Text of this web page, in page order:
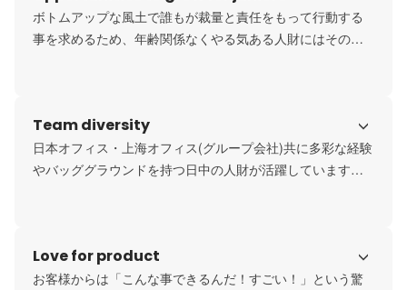
ボトムアップな風土で誰もが裁量と責任をもって行動する
事を求めるため、年齢関係なくやる気ある人財にはその分
Team diversity
日本オフィス・上海オフィス(グループ会社)共に多彩な経験
やバッググラウンドを持つ日中の人財が活躍しています。
Love for product
お客様からは「こんな事できるんだ！すごい！」という驚